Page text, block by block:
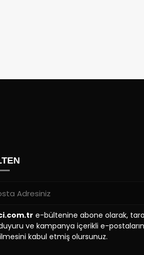
e-bültenine abone olarak,
ve kampanya içerikli e-postaların
kabul etmiş olursunuz.